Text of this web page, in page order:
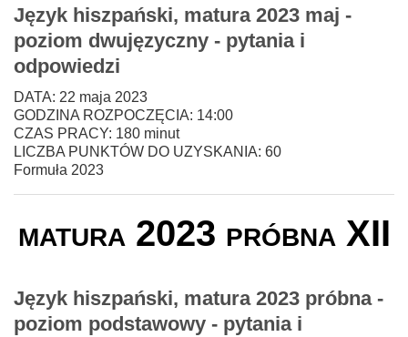
Język hiszpański, matura 2023 maj -
poziom dwujęzyczny - pytania i
odpowiedzi
DATA: 22 maja 2023
GODZINA ROZPOCZĘCIA: 14:00
CZAS PRACY: 180 minut
LICZBA PUNKTÓW DO UZYSKANIA: 60
Formuła 2023
matura 2023 próbna XII
Język hiszpański, matura 2023 próbna -
poziom podstawowy - pytania i